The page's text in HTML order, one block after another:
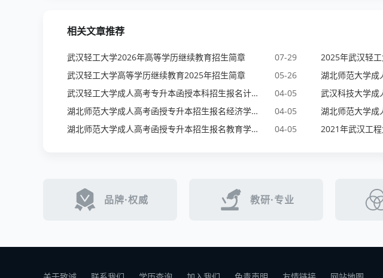
相关文章推荐
07-29
武汉轻工大学2026年高等学历继续教育招生简章
2025年武汉轻
05-26
武汉轻工大学高等学历继续教育2025年招生简章
04-05
武汉轻工大学成人高考专升本函授本科招生报名计算机科学与技术专业
04-05
湖北师范大学成人高考函授专升本招生报名经济学专业
04-05
湖北师范大学成人高考函授专升本招生报名教育学专业 2021年武汉工
品牌·权威 教研·专业